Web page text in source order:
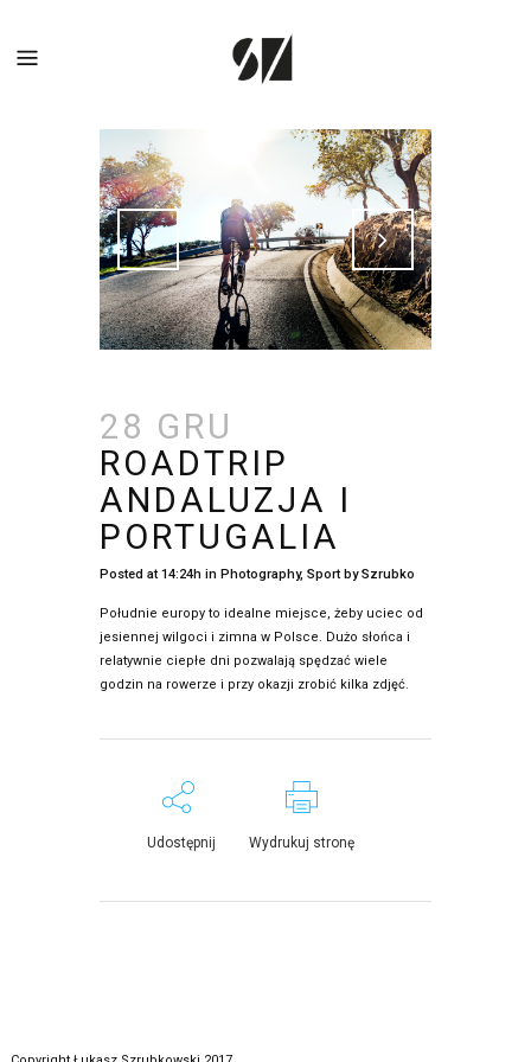
28 GRU
ROADTRIP
ANDALUZJA I
PORTUGALIA
Posted at 14:24h in Photography, Sport bySzrubko
Południe europy to idealne miejsce, żeby uciec od
jesiennej wilgoci i zimna w Polsce. Dużo słońca i
relatywnie ciepłe dni pozwalają spędzać wiele
godzin na rowerze i przy okazji zrobić kilka zdjęć.
Udostępnij Wydrukuj stronę